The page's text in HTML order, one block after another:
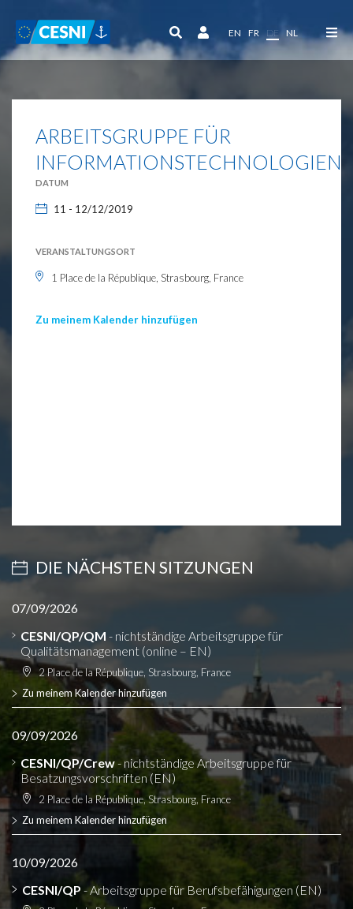
EN FR DE NL
ARBEITSGRUPPE FÜR
INFORMATIONSTECHNOLOGIEN
DATUM
11 - 12/12/2019
VERANSTALTUNGSORT
1 Place de la République, Strasbourg, France
Zu meinem Kalender hinzufügen
DIE NÄCHSTEN SITZUNGEN
07/09/2026
CESNI/QP/QM - nichtständige Arbeitsgruppe für
Qualitätsmanagement (online – EN)
2 Place de la République, Strasbourg, France
Zu meinem Kalender hinzufügen
09/09/2026
CESNI/QP/Crew- nichtständige Arbeitsgruppe für
Besatzungsvorschriften (EN)
2 Place de la République, Strasbourg, France
Zu meinem Kalender hinzufügen
10/09/2026
CESNI/QP - Arbeitsgruppe für Berufsbefähigungen (EN)